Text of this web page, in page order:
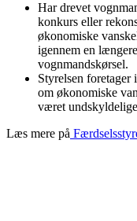
Har drevet
konkurs eller
økonomiske
igennem en
vognmandskørsel.
Styrelsen foretager
om økonomiske
været
Læs mere på